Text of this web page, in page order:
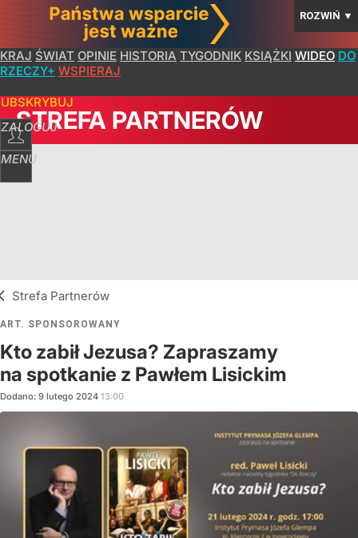
ROZWIŃ ▼
KRAJ ŚWIAT OPINIE HISTORIA TYGODNIK KSIĄŻKI WIDEO DO
RZECZY+ WSPIERAJ
ZALOGUJ
MENU
STREFA PARTNERÓW
Strefa Partnerów
ART. SPONSOROWANY
Kto zabił Jezusa? Zapraszamy
na spotkanie z Pawłem Lisickim
Dodano: 9 lutego 2024 13:00